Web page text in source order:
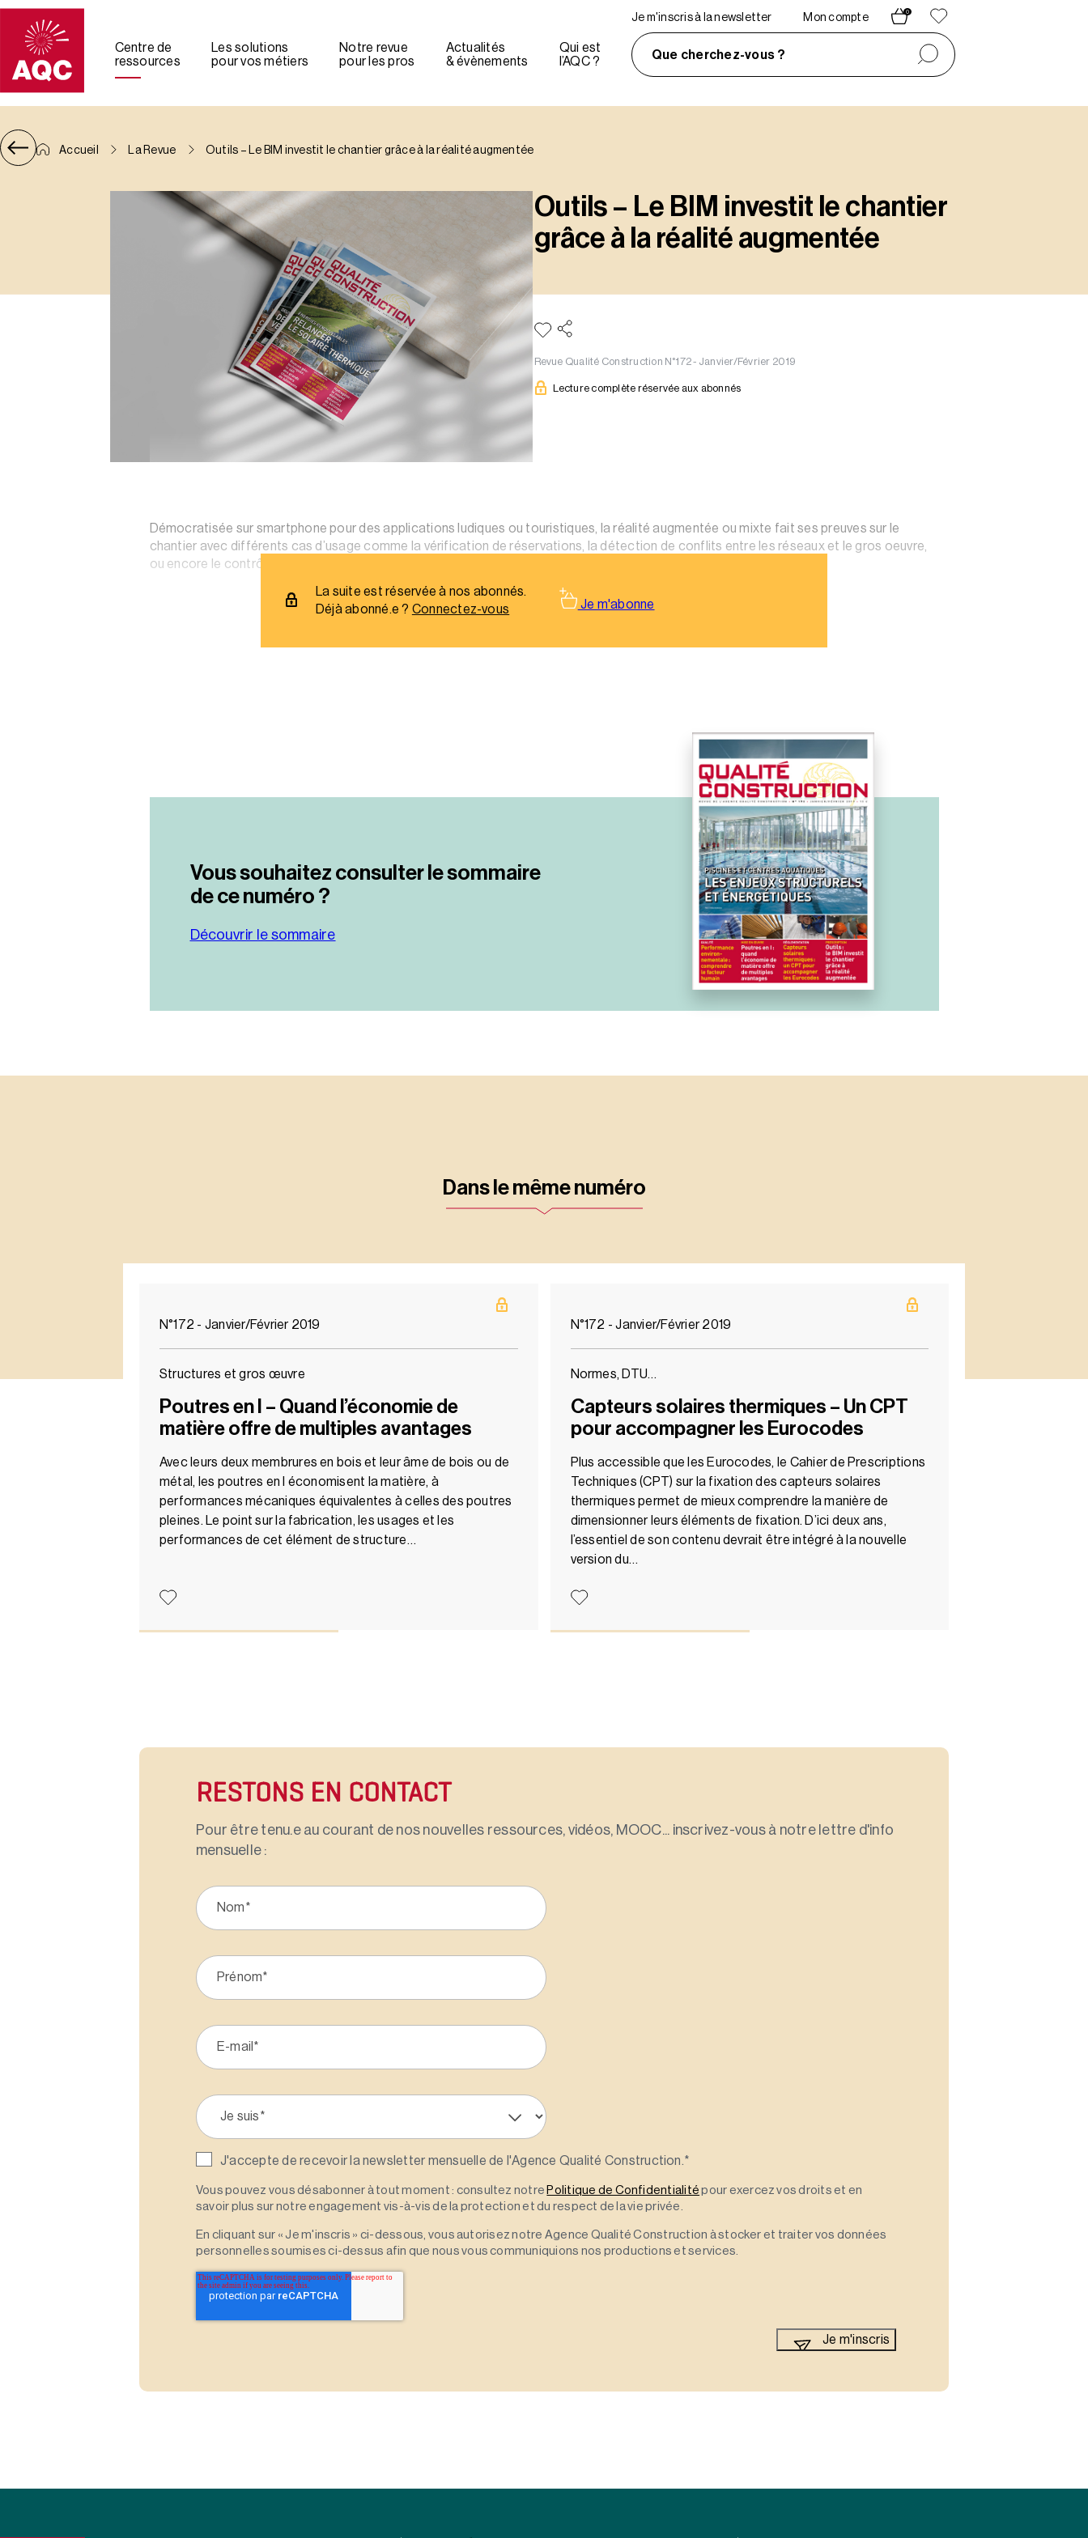
Panneau de gestion des cookies
Centre de
ressources
Les solutions
pour vos métiers
Notre revue
pour les pros
Actualités
& évènements
Qui est
l’AQC ?
Je m'inscris à la newsletter Mon compte
0
Que cherchez-vous ?
Accueil La Revue Outils – Le BIM investit le chantier grâce à la réalité augmentée
Outils – Le BIM investit le chantier
grâce à la réalité augmentée
Revue Qualité Construction N°172 - Janvier/Février 2019
Lecture complète réservée aux abonnés
Démocratisée sur smartphone pour des applications ludiques ou touristiques, la réalité augmentée ou mixte fait ses preuves sur le
chantier avec différents cas d’usage comme la vérification de réservations, la détection de conflits entre les réseaux et le gros oeuvre,
ou encore le contrôle technique.
La suite est réservée à nos abonnés.
Déjà abonné.e ? Connectez-vous Je m'abonne
Vous souhaitez consulter le sommaire
de ce numéro ?
Découvrir le sommaire
Dans le même numéro
N°172 - Janvier/Février 2019
Structures et gros œuvre
Poutres en I – Quand l’économie de
matière offre de multiples avantages
Avec leurs deux membrures en bois et leur âme de bois ou de
métal, les poutres en I économisent la matière, à
performances mécaniques équivalentes à celles des poutres
pleines. Le point sur la fabrication, les usages et les
performances de cet élément de structure…
N°172 - Janvier/Février 2019
Normes, DTU…
Capteurs solaires thermiques – Un CPT
pour accompagner les Eurocodes
Plus accessible que les Eurocodes, le Cahier de Prescriptions
Techniques (CPT) sur la fixation des capteurs solaires
thermiques permet de mieux comprendre la manière de
dimensionner leurs éléments de fixation. D’ici deux ans,
l’essentiel de son contenu devrait être intégré à la nouvelle
version du…
RESTONS EN CONTACT
Pour être tenu.e au courant de nos nouvelles ressources, vidéos, MOOC... inscrivez-vous à notre lettre d'info
mensuelle :
J'accepte de recevoir la newsletter mensuelle de l'Agence Qualité Construction.*
Vous pouvez vous désabonner à tout moment : consultez notre Politique de Confidentialité pour exercez vos droits et en
savoir plus sur notre engagement vis-à-vis de la protection et du respect de la vie privée.
En cliquant sur « Je m'inscris » ci-dessous, vous autorisez notre Agence Qualité Construction à stocker et traiter vos données
personnelles soumises ci-dessus afin que nous vous communiquions nos productions et services.